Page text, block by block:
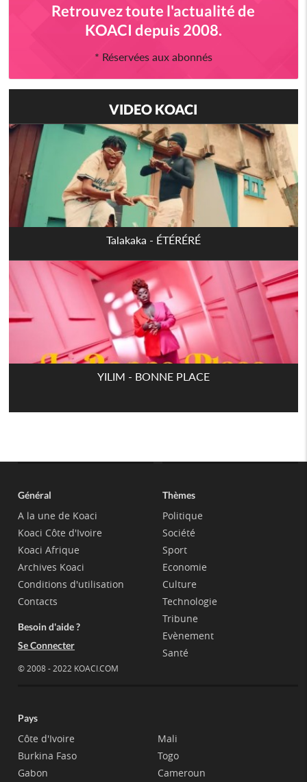
Retrouvez toute l'actualité de
KOACI depuis 2008.
* Réservées aux abonnés
VIDEO KOACI
Talakaka - ÉTÉRÉRÉ
YILIM - BONNE PLACE
Général
A la une de Koaci
Koaci Côte d'Ivoire
Koaci Afrique
Archives Koaci
Conditions d'utilisation
Contacts
Besoin d'aide ?
Se Connecter
© 2008 - 2022 KOACI.COM
Thèmes
Politique
Société
Sport
Economie
Culture
Technologie
Tribune
Evènement
Santé
Pays
Côte d'Ivoire
Burkina Faso
Gabon
Mali
Togo
Cameroun